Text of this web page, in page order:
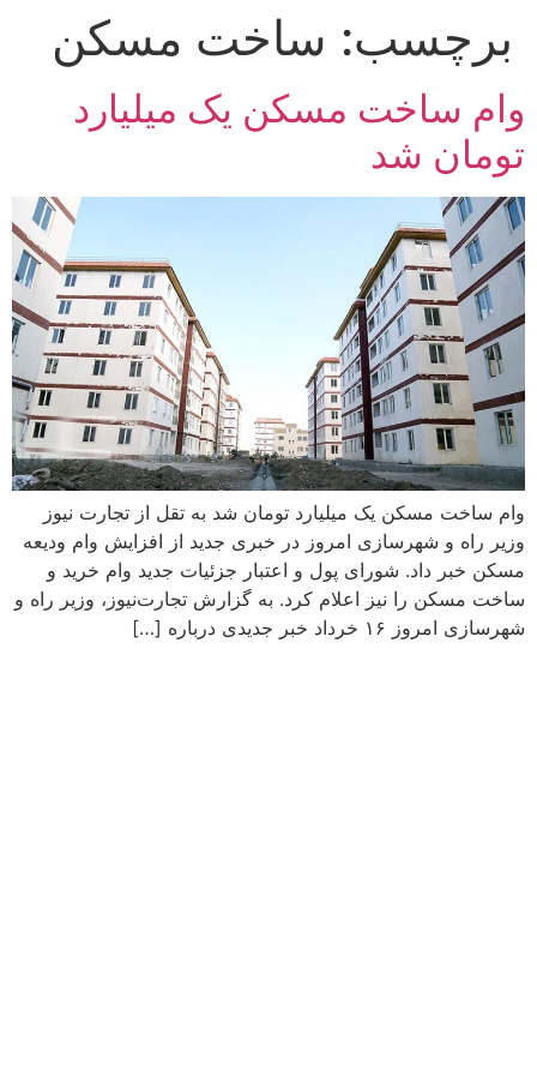
برچسب: ساخت مسکن
وام ساخت مسکن یک میلیارد
تومان شد
وام ساخت مسکن یک میلیارد تومان شد به تقل از تجارت نیوز
وزیر راه و شهرسازی امروز در خبری جدید از افزایش وام ودیعه
مسکن خبر داد. شورای پول و اعتبار جزئیات جدید وام خرید و
ساخت مسکن را نیز اعلام کرد. به گزارش تجارت‌نیوز، وزیر راه و
شهرسازی امروز ۱۶ خرداد خبر جدیدی درباره […]